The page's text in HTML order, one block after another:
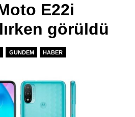
E22i
görüldü
GUNDEM HABER